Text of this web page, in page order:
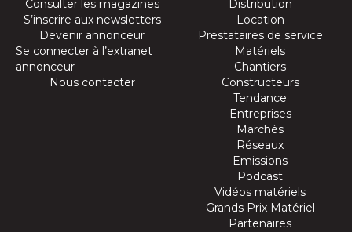
Consulter les magazines
S’inscrire aux newsletters
Devenir annonceur
Se connecter à l’extranet
annonceur
Nous contacter
Distribution
Location
Prestataires de service
Matériels
Chantiers
Constructeurs
Tendance
Entreprises
Marchés
Réseaux
Emissions
Podcast
Vidéos matériels
Grands Prix Matériel
Partenaires